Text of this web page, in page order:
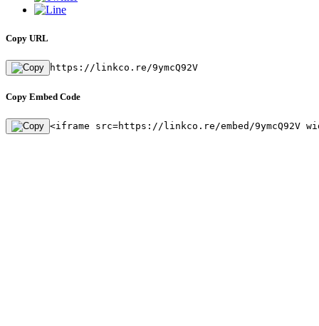
Copy URL
https://linkco.re/9ymcQ92V
Copy Embed Code
<iframe src=https://linkco.re/embed/9ymcQ92V